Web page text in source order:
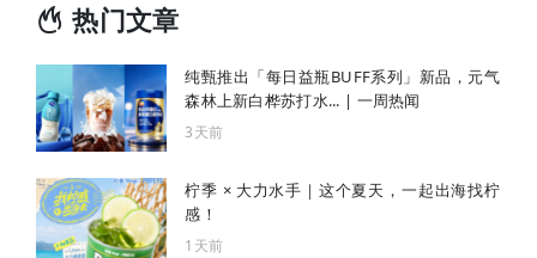
热门文章
纯甄推出「每日益瓶BUFF系列」新品，元气
森林上新白桦苏打水... | 一周热闻
3天前
柠季 × 大力水手｜这个夏天，一起出海找柠
感！
1天前